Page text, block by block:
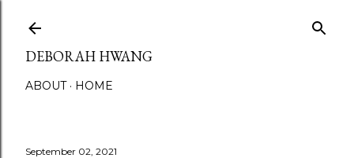
DEBORAH HWANG
ABOUT HOME
September 02, 2021